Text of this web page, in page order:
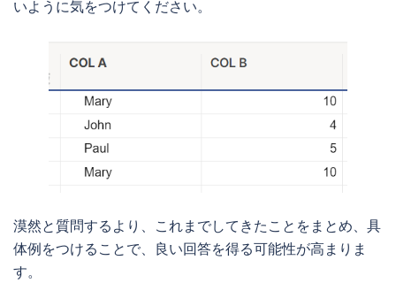
いように気をつけてください。
漠然と質問するより、これまでしてきたことをまとめ、具
体例をつけることで、良い回答を得る可能性が高まりま
す。